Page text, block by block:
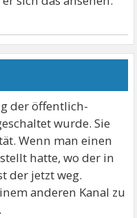
der öffentlich-
wurde. Sie
Wenn man einen
hatte, wo der in
der jetzt weg.
anderen Kanal zu